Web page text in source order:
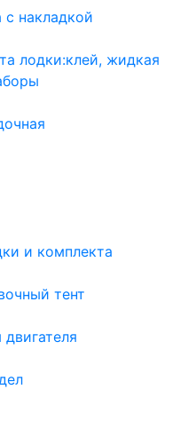
с накладкой
лодки:клей, жидкая
и комплекта
тент